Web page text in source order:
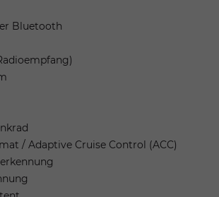
Bluetooth
/ Adaptive Cruise Control (ACC)